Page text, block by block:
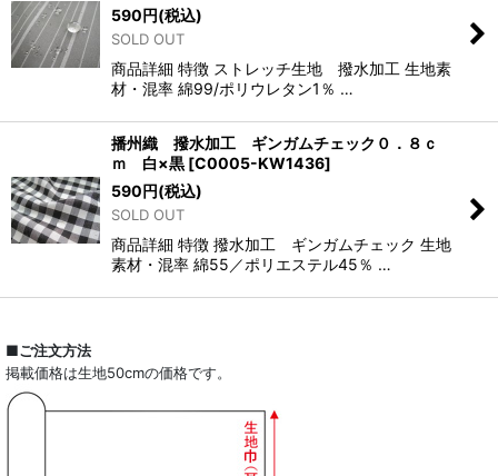
590円(税込)
SOLD OUT
商品詳細 特徴 ストレッチ生地 撥水加工 生地素
材・混率 綿99/ポリウレタン1％ …
播州織 撥水加工 ギンガムチェック０．８ｃ
ｍ 白×黒 [C0005-KW1436]
590円(税込)
SOLD OUT
商品詳細 特徴 撥水加工 ギンガムチェック 生地
素材・混率 綿55／ポリエステル45％ …
■ご注文方法
掲載価格は生地50cmの価格です。